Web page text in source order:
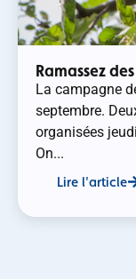
Ramassez
La campagne
septembre.
organisées
On...
Lire l'article